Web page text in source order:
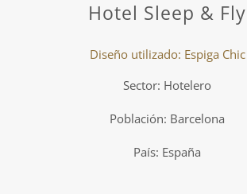
Hotel Sleep & Fly
Diseño utilizado: Espiga Chic
Sector: Hotelero
Población: Barcelona
País: España